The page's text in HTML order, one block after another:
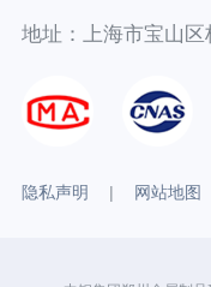
地址：上海市宝山区
隐私声明 | 网站地图